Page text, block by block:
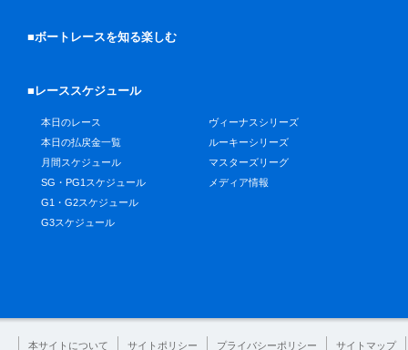
■ボートレースを知る楽しむ
■レーススケジュール
本日のレース
本日の払戻金一覧
月間スケジュール
SG・PG1スケジュール
G1・G2スケジュール
G3スケジュール
ヴィーナスシリーズ
ルーキーシリーズ
マスターズリーグ
メディア情報
本サイトについて サイトポリシー プライバシーポリシー サイトマップ